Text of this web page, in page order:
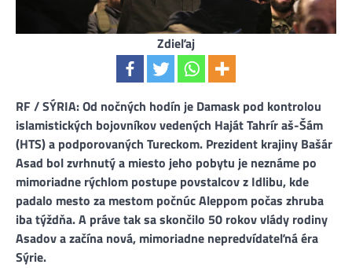
Zdieľaj
RF / SÝRIA: Od nočných hodín je Damask pod kontrolou
islamistických bojovníkov vedených Haját Tahrír aš-Šám
(HTS) a podporovaných Tureckom. Prezident krajiny Bašár
Asad bol zvrhnutý a miesto jeho pobytu je neznáme po
mimoriadne rýchlom postupe povstalcov z Idlibu, kde
padalo mesto za mestom počnúc Aleppom počas zhruba
iba týždňa. A práve tak sa skončilo 50 rokov vlády rodiny
Asadov a začína nová, mimoriadne nepredvídateľná éra
Sýrie.